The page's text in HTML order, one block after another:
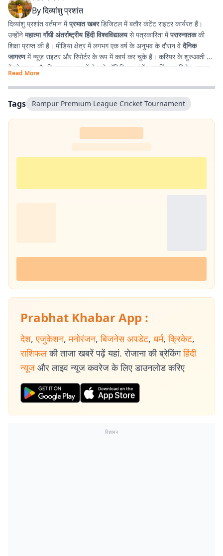
Byदिव्यांशु प्रशांत
दिव्यांशु प्रशांत वर्तमान मेंप्रभात खबरडिजिटल में बतौर कंटेंट राइटर कार्यरत हैं।
उन्होंनेमहात्मा गाँधी अंतर्राष्ट्रीय हिंदी विश्वविद्यालयसे पत्रकारिता मेंपरास्नातककी
शिक्षा प्राप्त की है। मीडिया क्षेत्र में लगभग एक वर्ष के अनुभव के दौरान वेदैनिक
जागरणमें न्यूज़ राइटर और रिपोर्टर के रूप में कार्य कर चुके हैं। करियर के शुरुआती दौर
में लोकसभा और विधानसभा चुनावों से जुड़े पॉलिटिकल कंटेंट राइटिंग का विशेष अनुभव
प्राप्त किया। इसके अतिरिक्त उन्होंने
किया है, जिसके कारण साहित्य, पठन-पाठन, लेखन और कविता-सृजन में उनकी विशेष
रुचि है। सटीक, निष्पक्ष और प्रभावशाली लेखन के माध्यम से पाठकों तक विश्वसनीय
जानकारी पहुँचाना उनकी पेशेवर पहचान है।
Read More
Tags Rampur Premium League Cricket Tournament
Prabhat Khabar App :
देश, एजुकेशन, मनोरंजन, बिजनेस अपडेट, धर्म, क्रिकेट,
राशिफल की ताजा खबरें पढ़ें यहां. रोजाना की ब्रेकिंग हिंदी
न्यूज और लाइव न्यूज कवरेज के लिए डाउनलोड करिए
विज्ञापन